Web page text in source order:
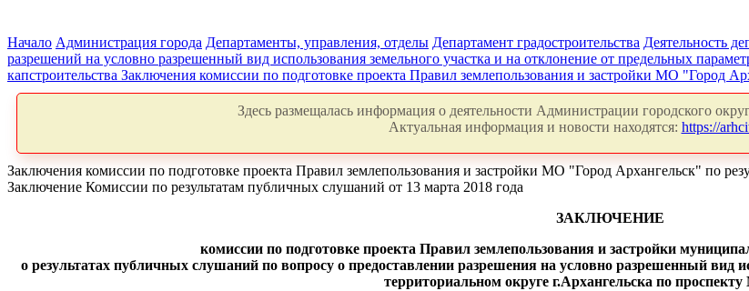
Начало Администрация города Департаменты, управления, отделы Департамент градостроительства Деятельность
разрешений на условно разрешенный вид использования земельного участка и на отклонение от предельных
капстроительства Заключения комиссии по подготовке проекта Правил землепользования и застройки МО "Город
Здесь размещалась информация о деятельности Администрации городского
Актуальная информация и новости находятся: https://
Заключения комиссии по подготовке проекта Правил землепользования и застройки МО "Город Архангельск" по
Заключение Комиссии по результатам публичных слушаний от 13 марта 2018 года
ЗАКЛЮЧЕНИЕ
комиссии по подготовке проекта Правил землепользования и застройки
о результатах публичных слушаний по вопросу о предоставлении разрешения на условно разрешенный вид
территориальном округе г.Архангельска по